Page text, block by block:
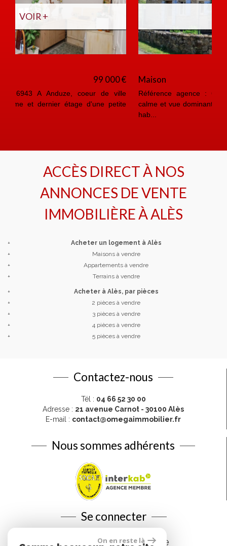
Référence agence : 6930 M 20 Min d'Ales, quartier
calme et vue dominante Mas en pierre d'environ 205 m²
ACCÈS DIRECT À NOS
ANNONCES DE VENTE
IMMOBILIÈRE ÀALÈS
+
Acheter un logement à Alès
+
Maisons à vendre
+
Appartements à vendre
+
Terrains à vendre
+
Acheter à Alès, par pièces
+
2 pièces à vendre
+
3 pièces à vendre
+
4 pièces à vendre
+
5 pièces à vendre
Contactez-nous
Tél : 04 66 52 30 00
Adresse : 21 avenue Carnot - 30100 Alès
E-mail : contact@omegaimmobilier.fr
Nous sommes adhérents
Se connecter
Espace propriétaire
On en reste là